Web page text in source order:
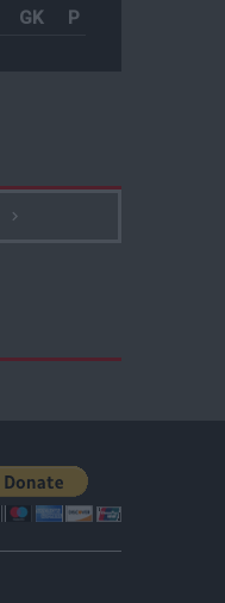
GK P